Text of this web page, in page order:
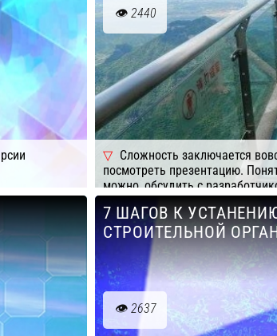
2440
Сложность заключается
посмотреть презентацию.
можно, обсудить с
Но сложно понять, что именно
строительной компании она
ступор. И, как правило,
продукта, не может
Подробнее Компания:
7 ШАГОВ К
СТРОИТЕЛЬНОЙ
2637